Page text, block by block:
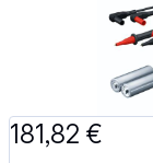
181,82 €